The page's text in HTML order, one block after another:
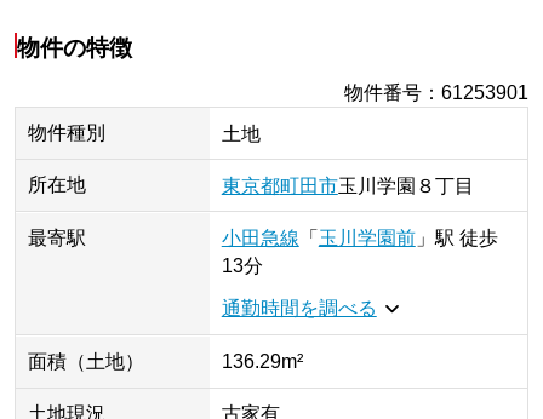
物件の特徴
物件番号 ：61253901
物件種別
土地
所在地 東京都町田市玉川学園 ８丁目
最寄駅 小田急線 「 玉川学園前」 駅 徒歩
13分
通勤時間を調べる
面積（土地） 136.29m²
土地現況 古家有